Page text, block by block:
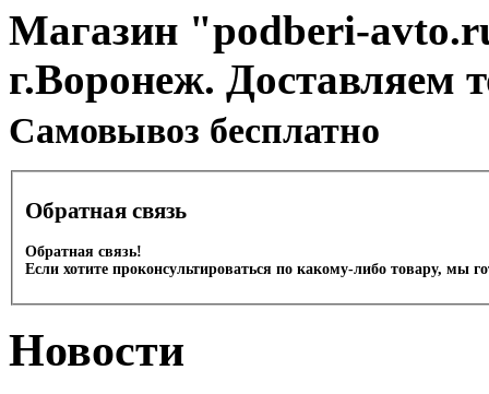
Магазин "podberi-
г.Воронеж. Доставляем
Cамовывоз бесплатно
Обратная связь
Обратная связь!
Если хотите проконсультироваться по какому-либо товару, мы
Новости